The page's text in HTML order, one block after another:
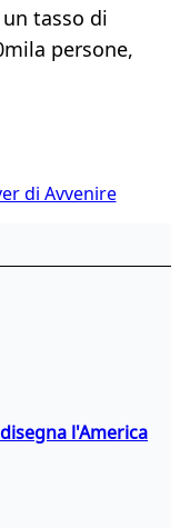
tasso di
persone,
di Avvenire
l'America